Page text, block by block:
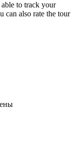
to track your
can also rate the tour